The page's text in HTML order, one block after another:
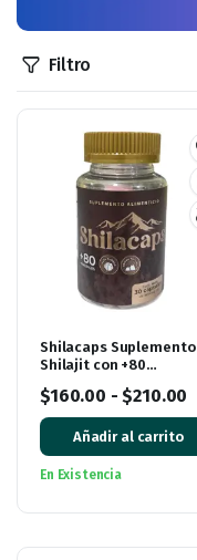
Filtro
Shilacaps Suplemento
Shilajit con +80
$160.00 - $210.00
Añadir al carrito
En Existencia